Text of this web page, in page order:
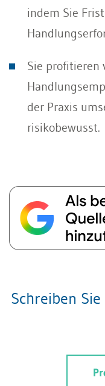
indem Sie
Sie profitieren
der Praxis
risikobewusst.
Schreiben